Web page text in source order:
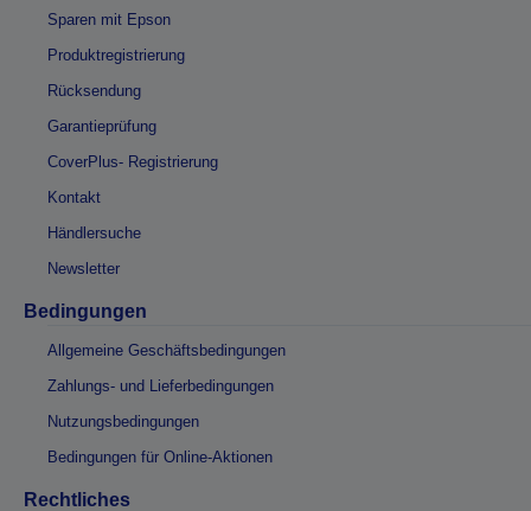
Sparen mit Epson
Produktregistrierung
Rücksendung
Garantieprüfung
CoverPlus- Registrierung
Kontakt
Händlersuche
Newsletter
Bedingungen
Allgemeine Geschäftsbedingungen
Zahlungs- und Lieferbedingungen
Nutzungsbedingungen
Bedingungen für Online-Aktionen
Rechtliches